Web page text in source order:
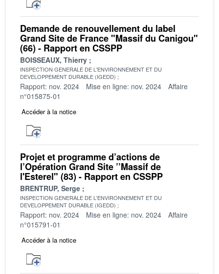
Demande de renouvellement du label
Grand Site de France "Massif du Canigou"
(66) - Rapport en CSSPP
BOISSEAUX, Thierry
INSPECTION GENERALE DE L'ENVIRONNEMENT ET DU
DEVELOPPEMENT DURABLE (IGEDD)
Rapport: nov. 2024 Mise en ligne: nov. 2024
Affaire
n°015875-01
Accéder à la notice
Projet et programme d’actions de
l’Opération Grand Site ’’Massif de
l'Esterel" (83) - Rapport en CSSPP
BRENTRUP, Serge
INSPECTION GENERALE DE L'ENVIRONNEMENT ET DU
DEVELOPPEMENT DURABLE (IGEDD)
Rapport: nov. 2024 Mise en ligne: nov. 2024
Affaire
n°015791-01
Accéder à la notice